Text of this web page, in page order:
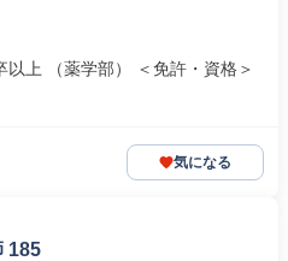
上 （薬学部） ＜免許・資格＞
気になる
185